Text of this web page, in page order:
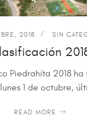
2018 SIN
Piedrahíta 2018
1 de octubre,
READ MORE